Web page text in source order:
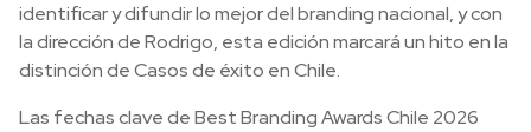
identificar y difundir lo mejor del branding nacional, y con
la dirección de Rodrigo, esta edición marcará un hito en la
distinción de Casos de éxito en Chile.
Las fechas clave de Best Branding Awards Chile 2026